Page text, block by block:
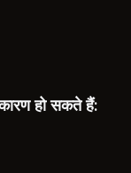
हो सकते हैं: